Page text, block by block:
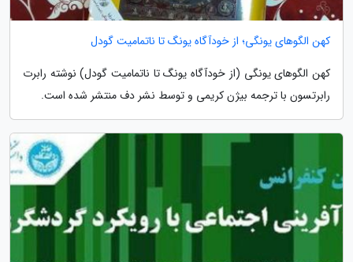
کهن الگوهای یونگی؛ از خودآگاه یونگ تا ناتمامیت گودل
کهن الگوهای یونگی (از خودآگاه یونگ تا ناتمامیت گودل) نوشته رابرت
رابرتسون با ترجمه بیژن کریمی و توسط نشر دف منتشر شده است.